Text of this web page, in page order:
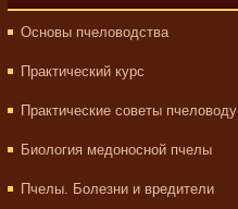
Основы пчеловодства
Практический курс
Практические советы пчеловоду
Биология медоносной пчелы
Пчелы. Болезни и вредители